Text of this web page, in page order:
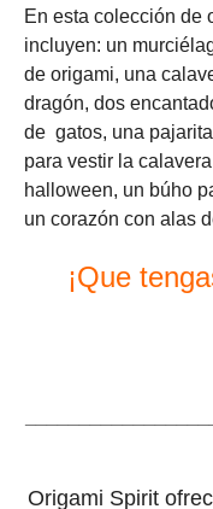
En esta colección de
incluyen: un
de origami, una
dragón, dos
de gatos, una
para vestir la
halloween, un búho
un corazón con alas
¡Que
Origami Spirit